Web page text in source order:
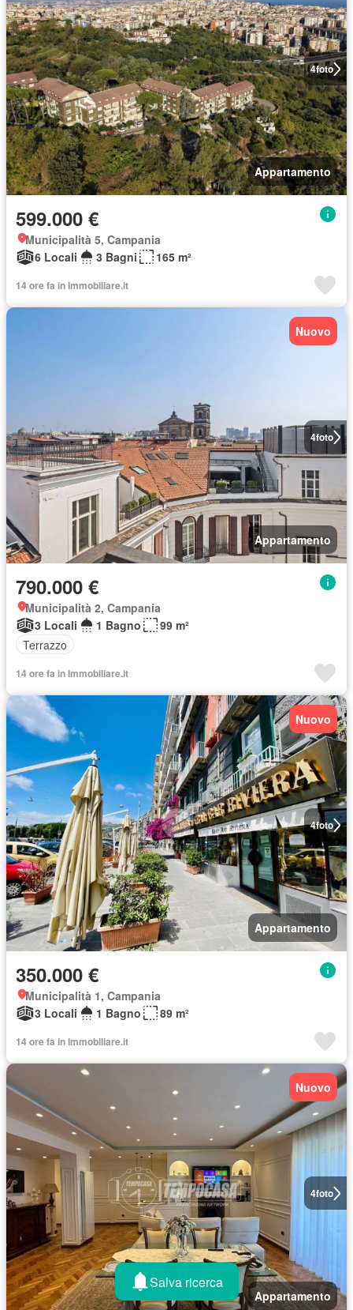
4foto
Appartamento
599.000 €
Municipalità 5, Campania
6 Locali
3 Bagni 165 m²
14 ore fa in Immobiliare.it
4foto
Nuovo
Appartamento
790.000 €
Municipalità 2, Campania
3 Locali
1 Bagno
99 m²
Terrazzo
14 ore fa in Immobiliare.it
4foto
Nuovo
Appartamento
350.000 €
Municipalità 1, Campania
3 Locali
1 Bagno 89 m²
14 ore fa in Immobiliare.it
4foto
Nuovo
Appartamento
Salva ricerca